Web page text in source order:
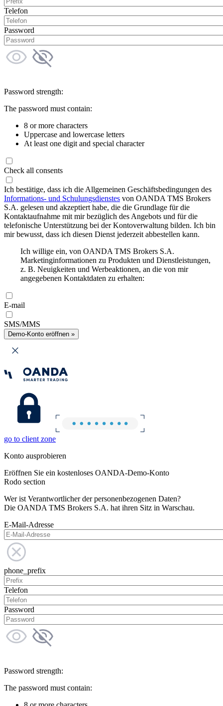
Telefon
Password
Password strength:
The password must contain:
8 or more characters
Uppercase and lowercase letters
At least one digit and special character
Check all consents
Ich bestätige, dass ich die Allgemeinen Geschäftsbedingungen des
Informations- und Schulungsdienstes von OANDA TMS Brokers
S.A. gelesen und akzeptiert habe, die die Grundlage für die
Kontaktaufnahme mit mir bezüglich des Angebots und für die
telefonische Unterstützung bei der Kontoverwaltung bilden. Ich bin
mir bewusst, dass ich diesen Dienst jederzeit abbestellen kann.
Ich willige ein, von OANDA TMS Brokers S.A.
Marketinginformationen zu Produkten und Dienstleistungen,
z. B. Neuigkeiten und Werbeaktionen, an die von mir
angegebenen Kontaktdaten zu erhalten:
E-mail
SMS/MMS
Demo-Konto eröffnen »
go to client zone
Konto ausprobieren
Eröffnen Sie ein kostenloses OANDA-Demo-Konto
Rodo section
Wer ist Verantwortlicher der personenbezogenen Daten?
Die OANDA TMS Brokers S.A. hat ihren Sitz in Warschau.
E-Mail-Adresse
phone_prefix
Telefon
Password
Password strength:
The password must contain: